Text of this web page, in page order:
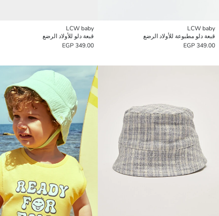
LCW baby
قبعة دلو مطبوعة للأولاد الرضع
349.00 EGP
LCW baby
قبعة دلو للأولاد الرضع
349.00 EGP